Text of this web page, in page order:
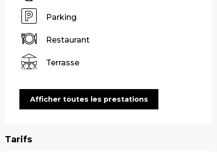
Parking
Restaurant
Terrasse
Afficher toutes les prestations
Tarifs